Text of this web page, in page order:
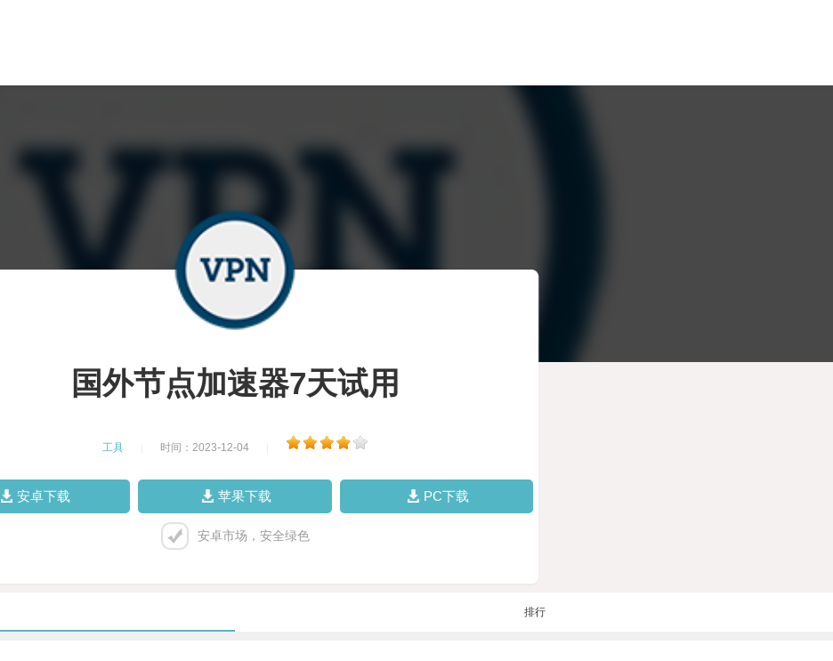
国外节点加速器7天试用
工具 时间：2023-12-04
安卓下载 苹果下载 PC下载
安卓市场，安全绿色
排行